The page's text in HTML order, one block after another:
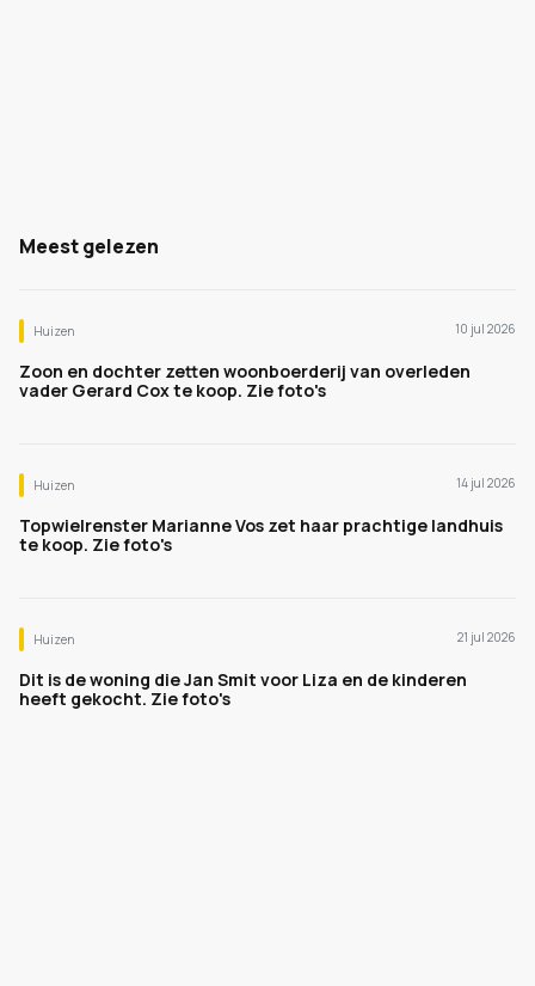
Meest gelezen
Huizen 10 jul 2026
Zoon en dochter zetten woonboerderij van overleden
vader Gerard Cox te koop. Zie foto's
Huizen 14 jul 2026
Topwielrenster Marianne Vos zet haar prachtige landhuis
te koop. Zie foto's
Huizen 21 jul 2026
Dit is de woning die Jan Smit voor Liza en de kinderen
heeft gekocht. Zie foto's